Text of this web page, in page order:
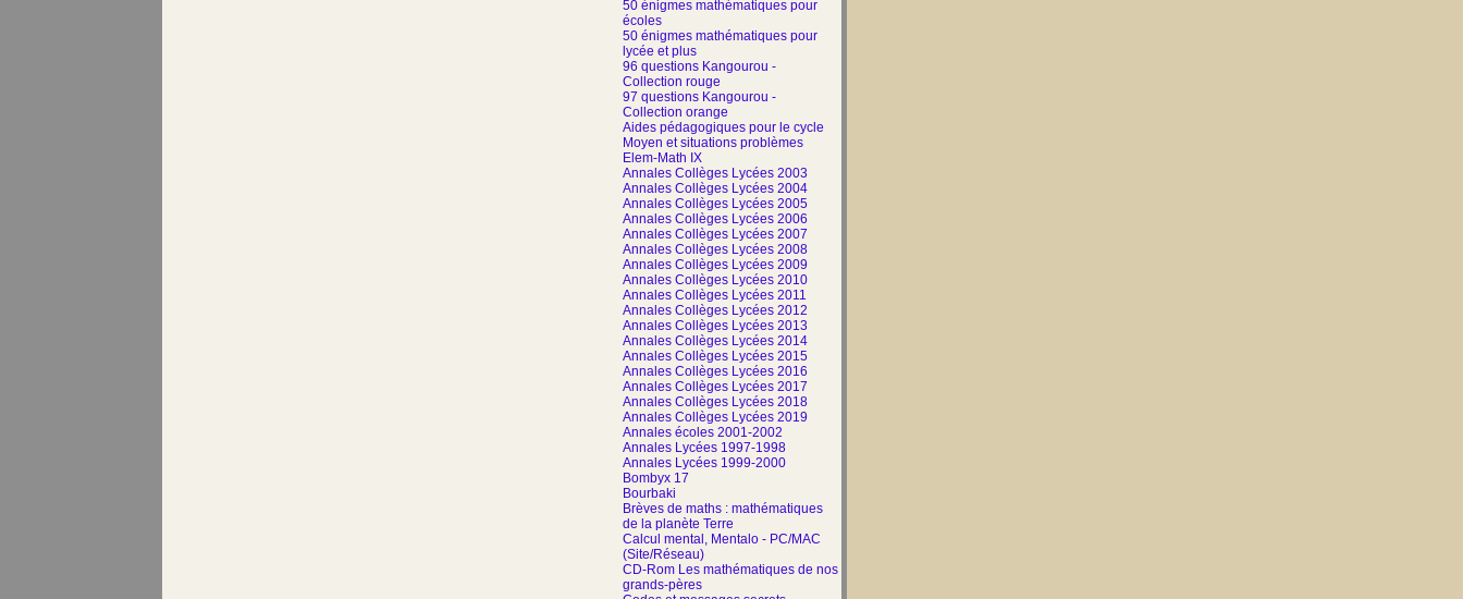
50 énigmes mathématiques pour
écoles
50 énigmes mathématiques pour
lycée et plus
96 questions Kangourou -
Collection rouge
97 questions Kangourou -
Collection orange
Aides pédagogiques pour le cycle
Moyen et situations problèmes
Elem-Math IX
Annales Collèges Lycées 2003
Annales Collèges Lycées 2004
Annales Collèges Lycées 2005
Annales Collèges Lycées 2006
Annales Collèges Lycées 2007
Annales Collèges Lycées 2008
Annales Collèges Lycées 2009
Annales Collèges Lycées 2010
Annales Collèges Lycées 2011
Annales Collèges Lycées 2012
Annales Collèges Lycées 2013
Annales Collèges Lycées 2014
Annales Collèges Lycées 2015
Annales Collèges Lycées 2016
Annales Collèges Lycées 2017
Annales Collèges Lycées 2018
Annales Collèges Lycées 2019
Annales écoles 2001-2002
Annales Lycées 1997-1998
Annales Lycées 1999-2000
Bombyx 17
Bourbaki
Brèves de maths : mathématiques
de la planète Terre
Calcul mental, Mentalo - PC/MAC
(Site/Réseau)
CD-Rom Les mathématiques de nos
grands-pères